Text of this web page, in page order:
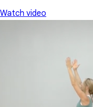
Watch video